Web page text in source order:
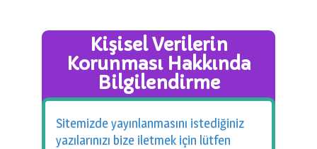
Kişisel Verilerin
Korunması Hakkında
Bilgilendirme
Sitemizde yayınlanmasını istediğiniz
yazılarınızı bize iletmek için lütfen